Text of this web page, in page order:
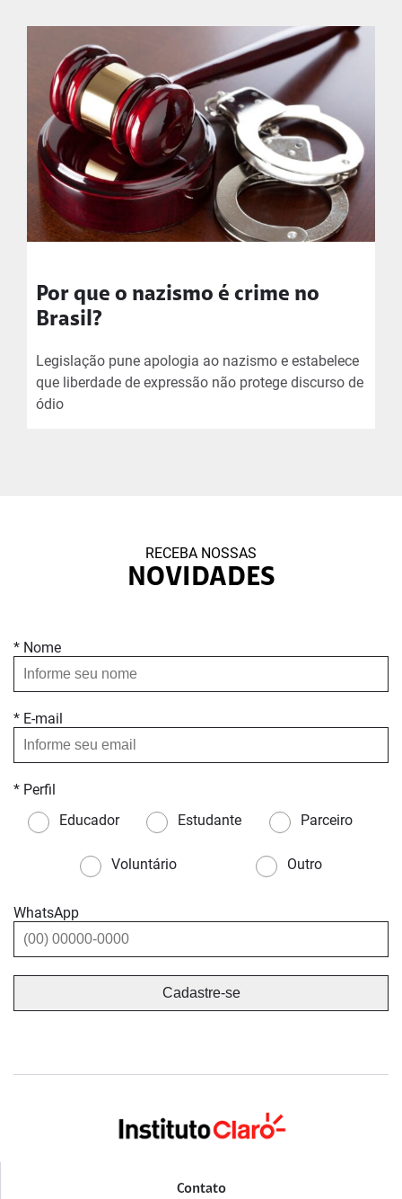
Por que o nazismo é crime no
Brasil?
Legislação pune apologia ao nazismo e estabelece
que liberdade de expressão não protege discurso de
ódio
RECEBA NOSSAS
NOVIDADES
* Nome
* E-mail
* Perfil
Educador
Estudante Parceiro
Voluntário Outro
WhatsApp
Contato